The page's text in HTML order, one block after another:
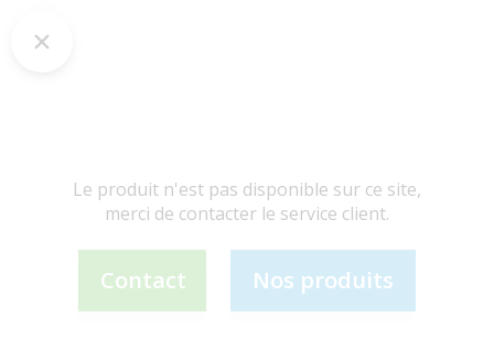
Le produit n'est pas disponible sur ce site,
merci de contacter le service client.
Contact Nos produits